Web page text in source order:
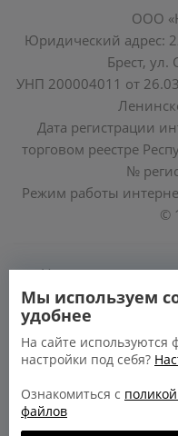
ООО
Юридический адрес:
Брест, ул.
УНП 200004011 от
Дата регистрации
торговом реестре
№
Режим работы
©
Уполномоченные
облисполкомов,
https://
БРЕСТСКАЯ
Мы используем
удобнее
На сайте используются
настройки под себя?
Ознакомиться с
файлов